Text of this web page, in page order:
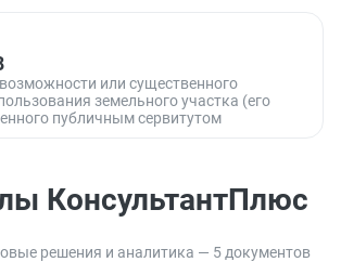
или существенного
земельного участка (его
публичным сервитутом
КонсультантПлюс
решения и аналитика — 5 документов